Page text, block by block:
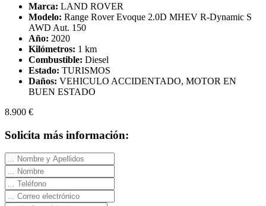
Marca: LAND ROVER
Modelo: Range Rover Evoque 2.0D MHEV R-Dynamic S
AWD Aut. 150
Año: 2020
Kilómetros: 1 km
Combustible: Diesel
Estado: TURISMOS
Daños: VEHICULO ACCIDENTADO, MOTOR EN
BUEN ESTADO
8.900 €
Solicita más información: